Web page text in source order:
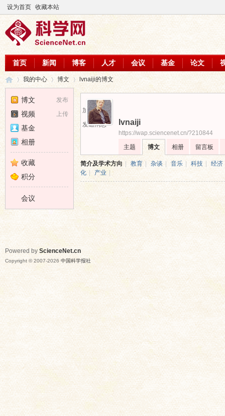
设为首页 收藏本站
首页 新闻 博客 人才 会议 基金 论文
›
我的中心 博文 lvnaiji的博文
加为好友
发送消息
lvnaiji
https://wap.sciencenet.cn/?210844
主题
博文 相册 留言板
简介及学术方向 教育 杂谈 音乐 科技
经济
化
产业
发布
博文
上传
视频
基金
相册
收藏
积分
会议
Powered by ScienceNet.cn
Copyright © 2007-2026 中国科学报社